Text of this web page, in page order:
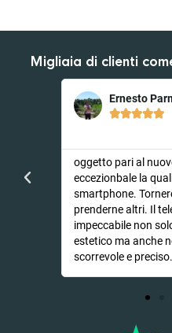
Migliaia di clienti
Ernesto

oggetto pari al
eccezionbale la
smartphone.
prenderne altri. Il
impeccabile non
estetico ma anche
scorrevole e preciso.